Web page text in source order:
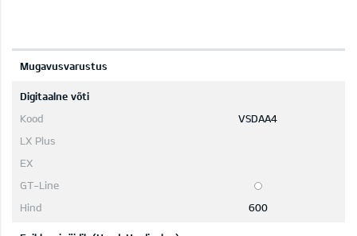
Mugavusvarustus
Digitaalne võti
VSDAA4
600